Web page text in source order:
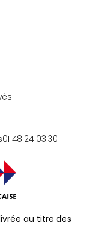
01 48 24 03 30
au titre des